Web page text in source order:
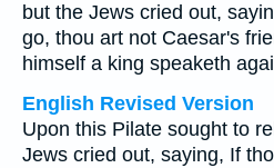
but the Jews cried out,
go, thou art not Caesar's
himself a king speaketh
English Revised Version
Upon this Pilate sought to
Jews cried out, saying, If